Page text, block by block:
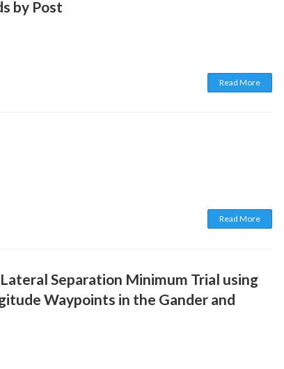
by Post
Read More
Read More
Separation Minimum Trial using
Waypoints in the Gander and